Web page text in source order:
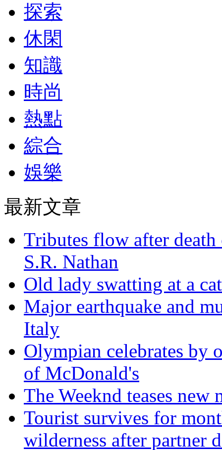
探索
休閑
知識
時尚
熱點
綜合
娛樂
最新文章
Tributes flow after
S.R. Nathan
Old lady swatting at a
Major earthquake and
Italy
Olympian celebrates by
of McDonald's
The Weeknd teases
Tourist survives for
wilderness after partner